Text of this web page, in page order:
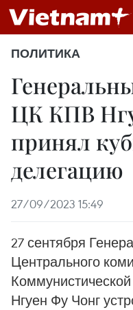
ПОЛИТИКА
ЦК КПВ
принял
делегацию
27/09/2023 15:49
27 сентября
Центрального
Нгуен Фу Чонг